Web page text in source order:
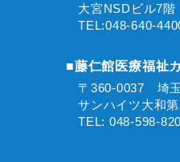
大宮NSDビル7階
TEL:048-640-
■藤仁館医療福祉
〒360-0037 埼
サンハイツ大和
TEL: 048-598-